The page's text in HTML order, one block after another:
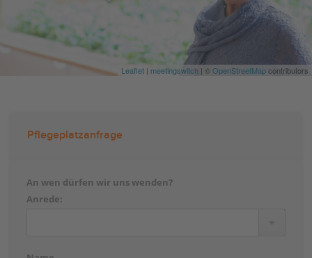
Leaflet | meetingswitch | ©OpenStreetMapcontributors
Pflegeplatzanfrage
An wen dürfen wir uns wenden?
Anrede: